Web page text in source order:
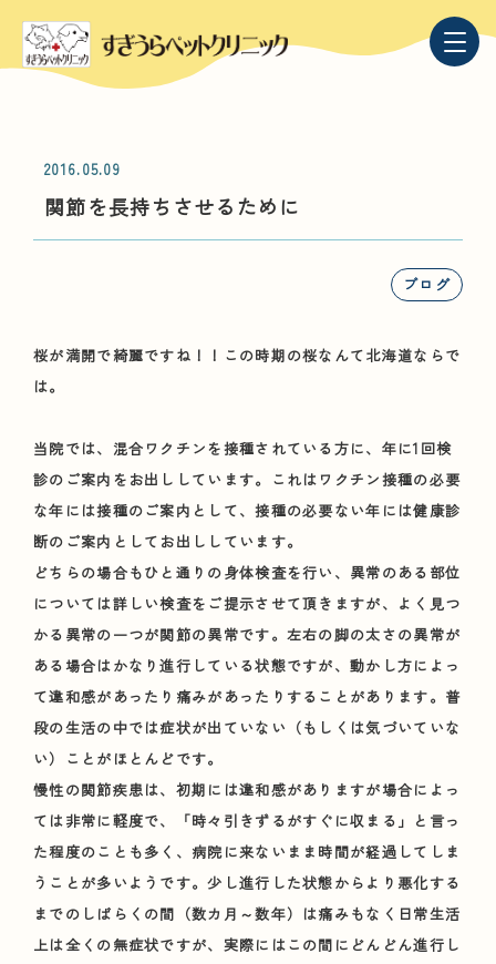
2016.05.09
関節を長持ちさせるために
ブログ
桜が満開で綺麗ですね！！この時期の桜なんて北海道ならで
は。
当院では、混合ワクチンを接種されている方に、年に1回検
診のご案内をお出ししています。これはワクチン接種の必要
な年には接種のご案内として、接種の必要ない年には健康診
断のご案内としてお出ししています。
どちらの場合もひと通りの身体検査を行い、異常のある部位
については詳しい検査をご提示させて頂きますが、よく見つ
かる異常の一つが関節の異常です。左右の脚の太さの異常が
ある場合はかなり進行している状態ですが、動かし方によっ
て違和感があったり痛みがあったりすることがあります。普
段の生活の中では症状が出ていない（もしくは気づいていな
い）ことがほとんどです。
慢性の関節疾患は、初期には違和感がありますが場合によっ
ては非常に軽度で、「時々引きずるがすぐに収まる」と言っ
た程度のことも多く、病院に来ないまま時間が経過してしま
うことが多いようです。少し進行した状態からより悪化する
までのしばらくの間（数カ月～数年）は痛みもなく日常生活
上は全くの無症状ですが、実際にはこの間にどんどん進行し